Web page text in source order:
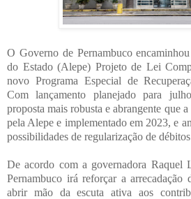
O Governo de Pernambuco
do Estado (Alepe) Projeto de Lei
novo Programa Especial de
Com lançamento planejado para
proposta mais robusta e abrangente que
pela Alepe e implementado em 2023, e
possibilidades de regularização de
De acordo com a governadora Raquel
Pernambuco irá reforçar a arrecadação
abrir mão da escuta ativa aos